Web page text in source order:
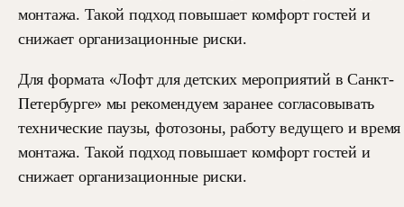
монтажа. Такой подход повышает комфорт гостей и
снижает организационные риски.
Для формата «Лофт для детских мероприятий в Санкт-
Петербурге» мы рекомендуем заранее согласовывать
технические паузы, фотозоны, работу ведущего и время
монтажа. Такой подход повышает комфорт гостей и
снижает организационные риски.